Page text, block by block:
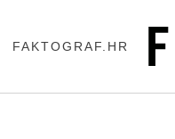
FAKTOGRAF.HR